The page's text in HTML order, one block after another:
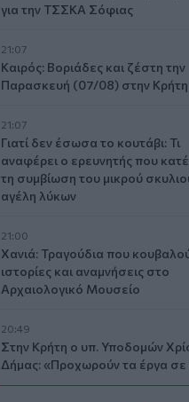
για την ΤΣΣΚΑ Σόφιας
21:07
Καιρός: Βοριάδες και ζέστη την
Παρασκευή (07/08) στην Κρήτη
21:07
Γιατί δεν έσωσα το κουτάβι: Τι
αναφέρει ο ερευνητής που
τη συμβίωση του μικρού
αγέλη λύκων
21:00
Χανιά: Τραγούδια που
ιστορίες και αναμνήσεις στο
Αρχαιολογικό Μουσείο
20:49
Στην Κρήτη ο υπ. Υποδομών
Δήμας: «Προχωρούν τα έργα σε
μήκος του ΒΟΑΚ»